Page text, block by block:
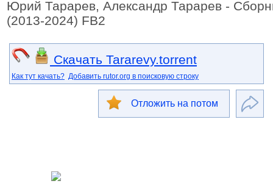
Юрий Тарарев, Александр Тарарев -
(2013-2024) FB2
Скачать Tararevy.torrent
Как тут качать? Добавить rutor.org в поисковую строку
Отложить на потом